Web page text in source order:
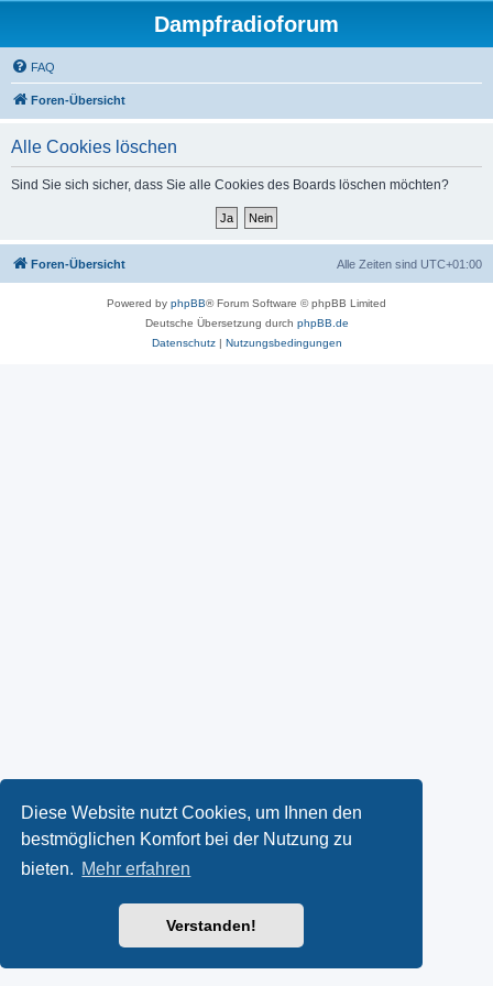
Diese Website nutzt Cookies, um Ihnen den
bestmöglichen Komfort bei der Nutzung zu
bieten. Mehr erfahren
Verstanden!
Dampfradioforum
FAQ
Foren-Übersicht
Alle Cookies löschen
Sind Sie sich sicher, dass Sie alle Cookies des Boards löschen möchten?
Foren-Übersicht Alle Zeiten sind UTC+01:00
Powered by phpBB® Forum Software © phpBB Limited
Deutsche Übersetzung durch phpBB.de
Datenschutz| Nutzungsbedingungen